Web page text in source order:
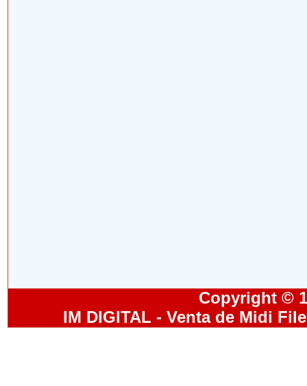
Copyright ©
IM DIGITAL - Venta de Midi